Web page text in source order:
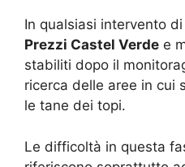
In qualsiasi intervento di
Prezzi Castel Verde e
stabiliti dopo il
ricerca delle aree in cui
le tane dei topi.
Le difficoltà in questa